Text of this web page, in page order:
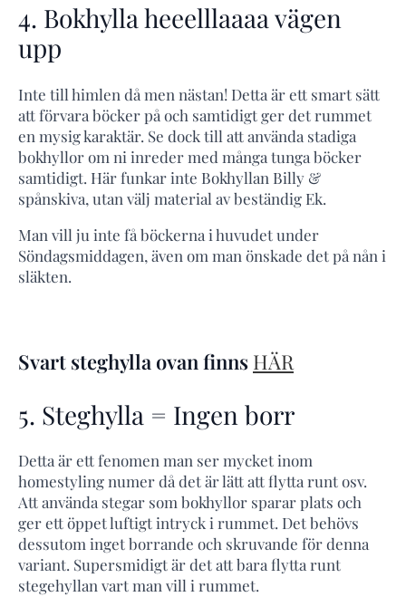
4. Bokhylla heeelllaaaa vägen
upp
Inte till himlen då men nästan! Detta är ett smart sätt
att förvara böcker på och samtidigt ger det rummet
en mysig karaktär. Se dock till att använda stadiga
bokhyllor om ni inreder med många tunga böcker
samtidigt. Här funkar inte Bokhyllan Billy &
spånskiva, utan välj material av beständig Ek.
Man vill ju inte få böckerna i huvudet under
Söndagsmiddagen, även om man önskade det på nån i
släkten.
Svart steghylla ovan finns HÄR
5. Steghylla = Ingen borr
Detta är ett fenomen man ser mycket inom
homestyling numer då det är lätt att flytta runt osv.
Att använda stegar som bokhyllor sparar plats och
ger ett öppet luftigt intryck i rummet. Det behövs
dessutom inget borrande och skruvande för denna
variant. Supersmidigt är det att bara flytta runt
stegehyllan vart man vill i rummet.